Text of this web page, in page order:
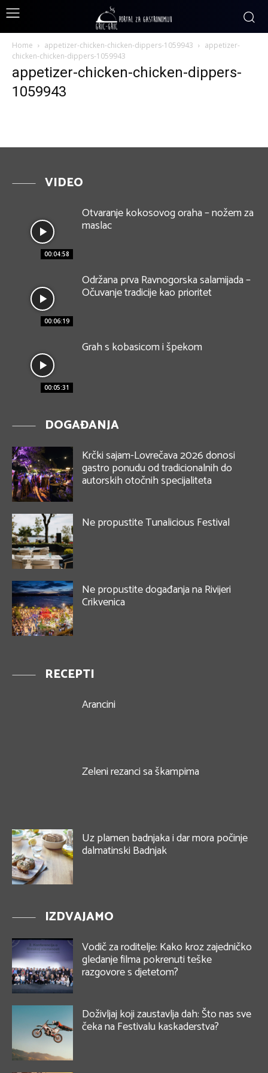
Home appetizer-chicken-chicken-dippers-1059943
appetizer-
chicken-chicken-dippers-1059943
appetizer-chicken-chicken-dippers-
1059943
VIDEO
00:04:58
Otvaranje kokosovog oraha – nožem za
maslac
00:06:19
Održana prva Ravnogorska salamijada –
Očuvanje tradicije kao prioritet
00:05:31
Grah s kobasicom i špekom
DOGAĐANJA
Krčki sajam-Lovrečava 2026 donosi
gastro ponudu od tradicionalnih do
autorskih otočnih specijaliteta
Ne propustite Tunalicious Festival
Ne propustite događanja na Rivijeri
Crikvenica
RECEPTI
Arancini
Zeleni rezanci sa škampima
Uz plamen badnjaka i dar mora počinje
dalmatinski Badnjak
IZDVAJAMO
Vodič za roditelje: Kako kroz zajedničko
gledanje filma pokrenuti teške
razgovore s djetetom?
Doživljaj koji zaustavlja dah: Što nas sve
čeka na Festivalu kaskaderstva?